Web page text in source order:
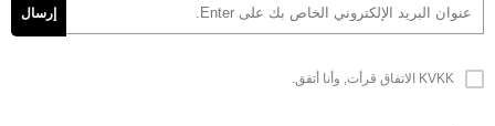
KVKK الاتفاق قرأت, وأنا أتفق.